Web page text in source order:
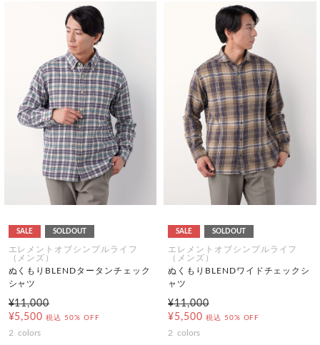
SALE SOLDOUT
エレメントオブシンプルライフ
（メンズ）
ぬくもりBLENDタータンチェック
シャツ
¥11,000
¥5,500 税込 50% OFF
2 colors
SALE SOLDOUT
エレメントオブシンプルライフ
（メンズ）
ぬくもりBLENDワイドチェックシ
ャツ
¥11,000
¥5,500 税込 50% OFF
2 colors